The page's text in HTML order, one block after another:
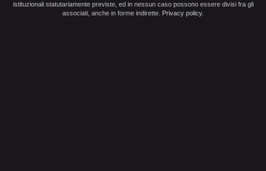
istituzionali statutariamente previste, ed in nessun caso possono essere divisi fra gli
associati, anche in forme indirette.
Privacy policy.